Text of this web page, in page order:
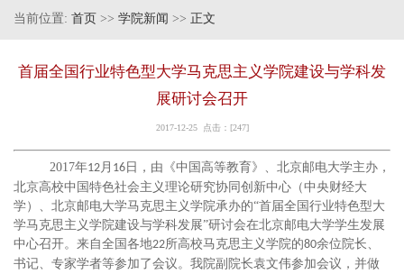
当前位置: 首页 >> 学院新闻 >> 正文
首届全国行业特色型大学马克思主义学院建设与学科发
展研讨会召开
2017-12-25 点击：[247]
2017年12 月 16日，由《中国高等教育》、北京邮电大学主办，
北京高校中国特色社会主义理论研究协同创新中心（中央财经大
学）、北京邮电大学马克思主义学院承办的“首届全国行业特色型大
学马克思主义学院建设与学科发展”研讨会在北京邮电大学学生发展
中心召开。来自全国各地22所高校马克思主义学院的80余位院长、
书记、专家学者等参加了会议。 我院副院长袁文伟参加会议，并做